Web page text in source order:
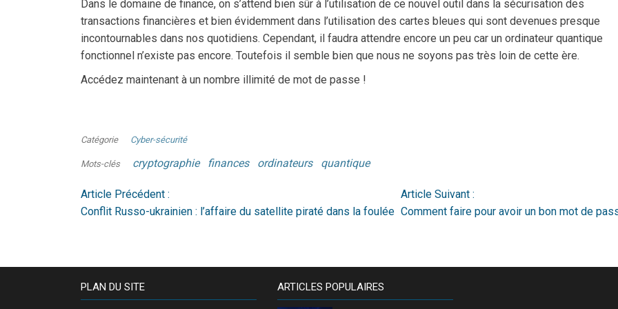
Dans le domaine de finance, on s’attend bien sûr à l’utilisation de ce nouvel outil dans la sécurisation des
transactions financières et bien évidemment dans l’utilisation des cartes bleues qui sont devenues presque
incontournables dans nos quotidiens. Cependant, il faudra attendre encore un peu car un ordinateur quantique
fonctionnel n’existe pas encore. Toutefois il semble bien que nous ne soyons pas très loin de cette ère.
Accédez maintenant à un nombre illimité de mot de passe !
Catégorie Cyber-sécurité
Mots-clés cryptographie finances ordinateurs quantique
Article Précédent :
Conflit Russo-ukrainien : l’affaire du satellite piraté dans la foulée
Article Suivant :
Comment faire pour avoir un bon mot de
PLAN DU SITE ARTICLES POPULAIRES